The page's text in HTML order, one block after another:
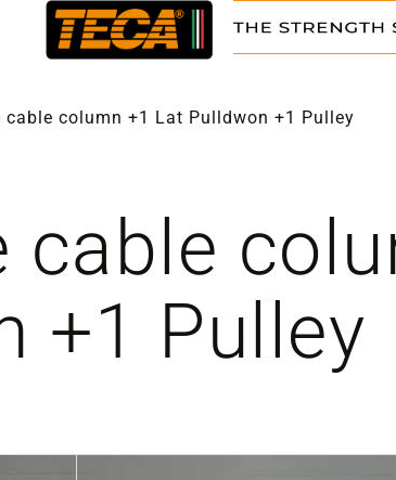
cable column +1 Lat Pulldwon +1 Pulley
+1 Pulley